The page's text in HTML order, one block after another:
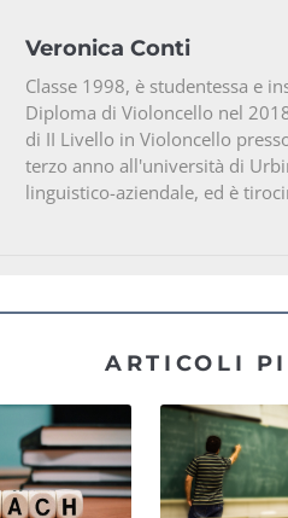
Veronica Conti
Classe 1998, è studentessa e
Diploma di Violoncello nel
di II Livello in Violoncello
terzo anno all'università di
linguistico-aziendale, ed è
ARTICOLI